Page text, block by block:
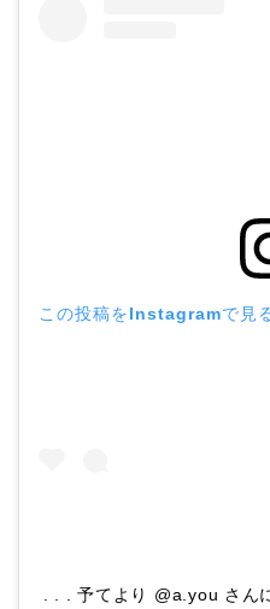
この投稿をInstagramで見
. . . 予てより @a.you さん